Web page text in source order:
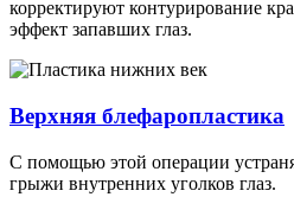
корректируют контурирование
эффект запавших глаз.
Верхняя блефаропластика
С помощью этой операции
грыжи внутренних уголков глаз.